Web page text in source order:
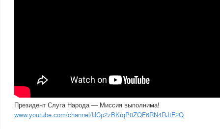
Президент Слуга Народа — Миссия выполнима!
www.youtube.com/channel/UCp2zBKrqP0ZQF6RN4RJtF2Q